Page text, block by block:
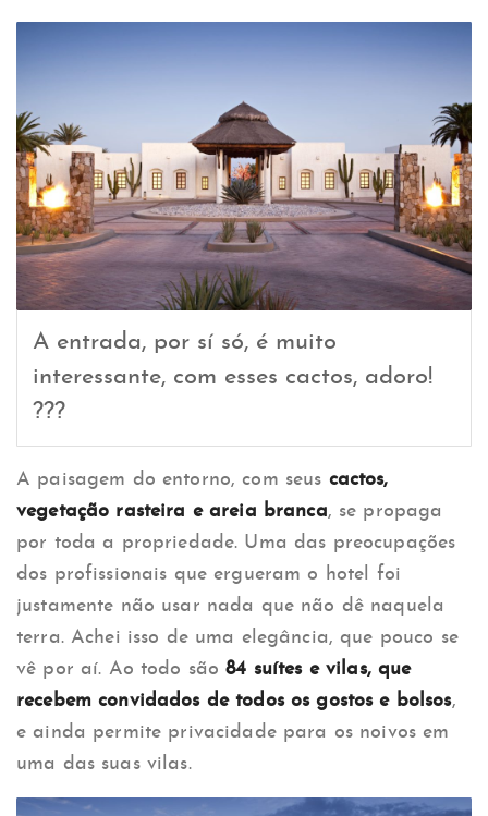
A entrada, por sí só, é muito
interessante, com esses cactos, adoro!
???
A paisagem do entorno, com seus cactos,
vegetação rasteira e areia branca, se propaga
por toda a propriedade. Uma das preocupações
dos profissionais que ergueram o hotel foi
justamente não usar nada que não dê naquela
terra. Achei isso de uma elegância, que pouco se
vê por aí. Ao todo são84 suítes e vilas, que
recebem convidados de todos os gostos e bolsos,
e ainda permite privacidade para os noivos em
uma das suas vilas.